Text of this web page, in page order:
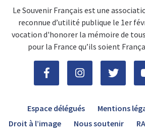
Le Souvenir Français est une
reconnue d’utilité publique le 1er
vocation d'honorer la mémoire de
pour la France qu’ils soient
Espace délégués Mentions
Droit à l’image
Nous soutenir